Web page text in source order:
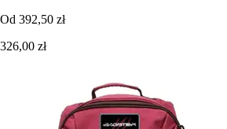
Od 392,50 zł
326,00 zł